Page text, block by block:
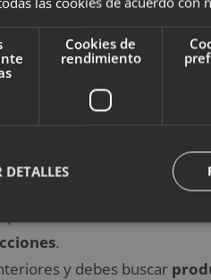
un
para pieles normales.
durante el
no se utilizan productos
un
.
y debes buscar
Cookies de
rendimiento
DETALLES